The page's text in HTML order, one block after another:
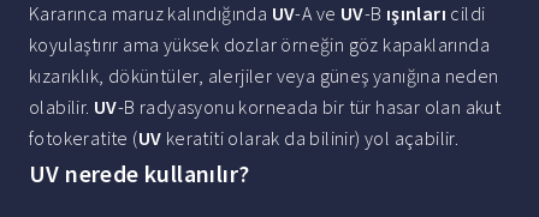
Kararınca maruz kalındığında UV-A ve UV-B ışınları cildi
koyulaştırır ama yüksek dozlar örneğin göz kapaklarında
kızarıklık, döküntüler, alerjiler veya güneş yanığına neden
olabilir. UV-B radyasyonu korneada bir tür hasar olan akut
fotokeratite (UV keratiti olarak da bilinir) yol açabilir.
UV nerede kullanılır?